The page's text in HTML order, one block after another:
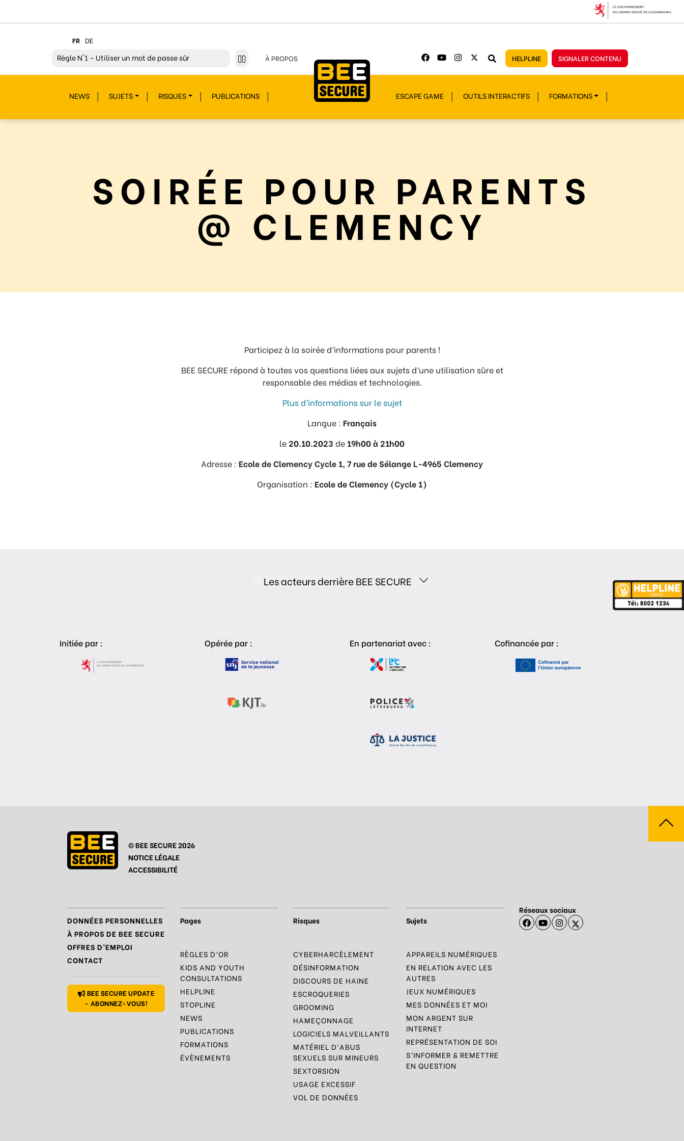
FR DE
RègleN°1 – Utiliser un mot de passe sûr
RègleN°2 – Réfléchir avant de cliquer !
RègleN°3 – Réfléchir à ce que l’on publie
RègleN°4 – Respecter les autres
N°7 – Réagir et signaler
N°8 – Protéger sa vie privée
À PROPOS HELPLINE SIGNALER CONTENU
NEWS SUJETS RISQUES PUBLICATIONS ESCAPE GAME OUTILS INTERACTIFS FORMATIONS
SOIRÉE POUR PARENTS
@ CLEMENCY
Participez à la soirée d’informations pour parents !
BEE SECURE répond à toutes vos questions liées aux sujets d’une utilisation sûre et
responsable des médias et technologies.
Plus d’informations sur le sujet
Langue : Français
le 20.10.2023 de 19h00 à 21h00
Adresse : Ecole de Clemency Cycle 1, 7 rue de Sélange L-4965 Clemency
Organisation : Ecole de Clemency (Cycle 1)
Les acteurs derrière BEE SECURE
Initiée par : Opérée par : En partenariat avec : Cofinancée par :
© BEE SECURE 2026
NOTICE LÉGALE
ACCESSIBILITÉ
DONNÉES PERSONNELLES
À PROPOS DE BEE SECURE
OFFRES D’EMPLOI
CONTACT
BEE SECURE UPDATE
- ABONNEZ-VOUS!
Pages
RÈGLES D’OR
KIDS AND YOUTH
CONSULTATIONS
HELPLINE
STOPLINE
NEWS
PUBLICATIONS
FORMATIONS
ÉVÈNEMENTS
Risques
CYBERHARCÈLEMENT
DÉSINFORMATION
DISCOURS DE HAINE
ESCROQUERIES
GROOMING
HAMEÇONNAGE
LOGICIELS MALVEILLANTS
MATÉRIEL D’ABUS
SEXUELS SUR MINEURS
SEXTORSION
USAGE EXCESSIF
VOL DE DONNÉES
Sujets
APPAREILS NUMÉRIQUES
EN RELATION AVEC LES
AUTRES
JEUX NUMÉRIQUES
MES DONNÉES ET MOI
MON ARGENT SUR
INTERNET
REPRÉSENTATION DE SOI
S’INFORMER & REMETTRE
EN QUESTION
Réseaux sociaux